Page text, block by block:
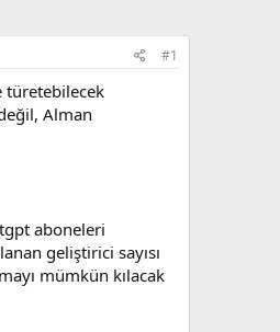
#1
türetebilecek
Alman
aboneleri
geliştirici sayısı
mümkün kılacak